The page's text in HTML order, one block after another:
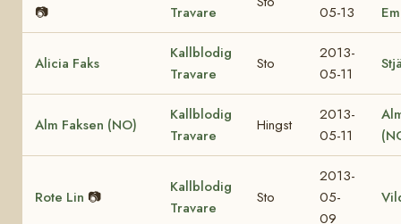
📷
Travare
05-13
Alicia Faks
Kallblodig
Travare
Sto
2013-
05-11
Alm Faksen (NO)
Kallblodig
Travare
Hingst
2013-
05-11
Rote Lin 📷
Kallblodig
Travare
Sto
2013-
05-
09